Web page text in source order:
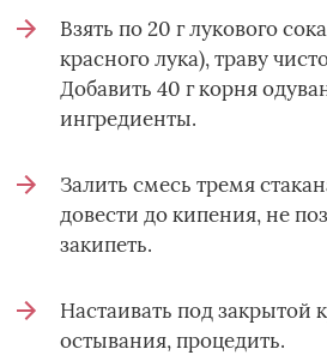
Взять по 20 г лукового
красного лука), траву
Добавить 40 г корня
ингредиенты.
Залить смесь тремя
довести до кипения, не
закипеть.
Настаивать под
остывания, процедить.